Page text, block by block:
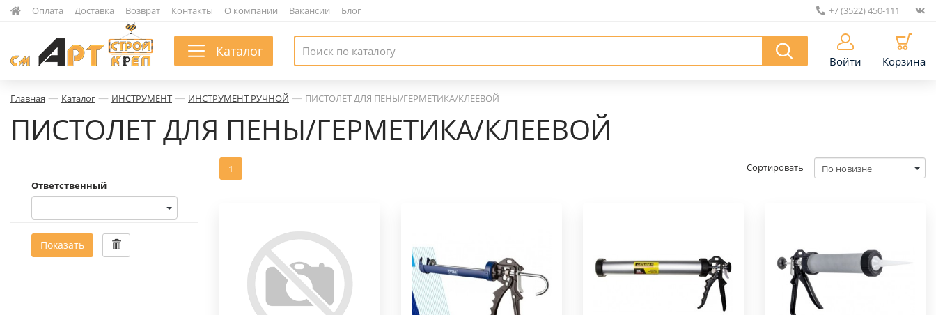
Оплата Доставка Возврат Контакты О компании Вакансии Блог +7 (3522) 450-111
Каталог
Войти Корзина
Главная — Каталог — ИНСТРУМЕНТ — ИНСТРУМЕНТ РУЧНОЙ — ПИСТОЛЕТ ДЛЯ ПЕНЫ/ГЕРМЕТИКА/КЛЕЕВОЙ
ПИСТОЛЕТ ДЛЯ ПЕНЫ/ГЕРМЕТИКА/КЛЕЕВОЙ
Ответственный
Показать
1 Сортировать